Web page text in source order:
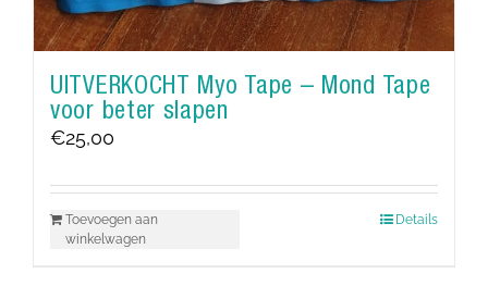
UITVERKOCHT Myo Tape – Mond Tape
voor beter slapen
€25,00
Toevoegen aan
winkelwagen
Details